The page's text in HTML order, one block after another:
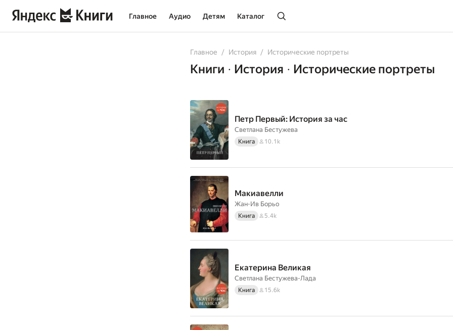
Главное Аудио Детям Каталог
Главное История Исторические портреты
AllBooks
Книги • История • Исторические портреты
Петр Первый: История за час
Светлана Бестужева
Книга 10.1k
Макиавелли
Жан-Ив Борьо
Книга 5.4k
Екатерина Великая
Светлана Бестужева-Лада
Книга 15.6k